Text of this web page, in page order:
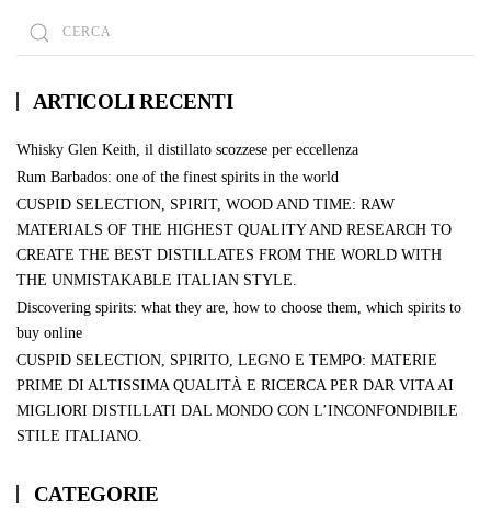
ARTICOLI RECENTI
Whisky Glen Keith, il distillato scozzese per eccellenza
Rum Barbados: one of the finest spirits in the world
CUSPID SELECTION, SPIRIT, WOOD AND TIME: RAW
MATERIALS OF THE HIGHEST QUALITY AND RESEARCH TO
CREATE THE BEST DISTILLATES FROM THE WORLD WITH
THE UNMISTAKABLE ITALIAN STYLE.
Discovering spirits: what they are, how to choose them, which spirits to
buy online
CUSPID SELECTION, SPIRITO, LEGNO E TEMPO: MATERIE
PRIME DI ALTISSIMA QUALITÀ E RICERCA PER DAR VITA AI
MIGLIORI DISTILLATI DAL MONDO CON L’INCONFONDIBILE
STILE ITALIANO.
CATEGORIE